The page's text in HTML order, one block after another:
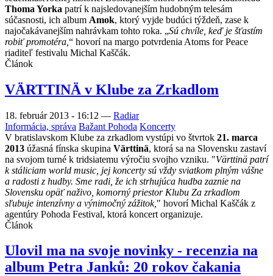
Thoma Yorka patrí k najsledovanejším hudobným telesám
súčasnosti, ich album Amok, ktorý vyjde budúci týždeň, zase k
najočakávanejším nahrávkam tohto roka. „Sú chvíle, keď je šťastím
robiť promotéra, “ hovorí na margo potvrdenia Atoms for Peace
riaditeľ festivalu Michal Kaščák.
Článok
VÄRTTINÄ v Klube za Zrkadlom
18. február 2013 - 16:12 — Radiar
Informácia, správa Bažant Pohoda Koncerty
V bratislavskom Klube za zrkadlom vystúpi vo štvrtok 21. marca
2013 úžasná fínska skupina Värttinä, ktorá sa na Slovensku zastaví
na svojom turné k tridsiatemu výročiu svojho vzniku. "Värttinä patrí
k stáliciam world music, jej koncerty sú vždy sviatkom plným vášne
a radosti z hudby. Sme radi, že ich strhujúca hudba zaznie na
Slovensku opäť naživo, komorný priestor Klubu Za zrkadlom
sľubuje intenzívny a výnimočný zážitok, " hovorí Michal Kaščák z
agentúry Pohoda Festival, ktorá koncert organizuje.
Článok
Ulovil ma na svoje novinky - recenzia na
album Petra Janků: 20 rokov čakania